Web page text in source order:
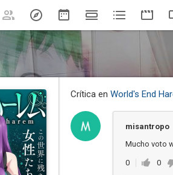
Crítica en World's End
misantropo
Mucho voto
0 0